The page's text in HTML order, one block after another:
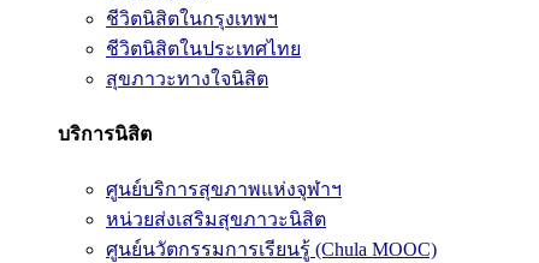
ชีวิตนิสิตในกรุงเทพฯ
ชีวิตนิสิตในประเทศไทย
สุขภาวะทางใจนิสิต
บริการนิสิต
ศูนย์บริการสุขภาพแห่งจุฬาฯ
หน่วยส่งเสริมสุขภาวะนิสิต
ศูนย์นวัตกรรมการเรียนรู้ (Chula MOOC)